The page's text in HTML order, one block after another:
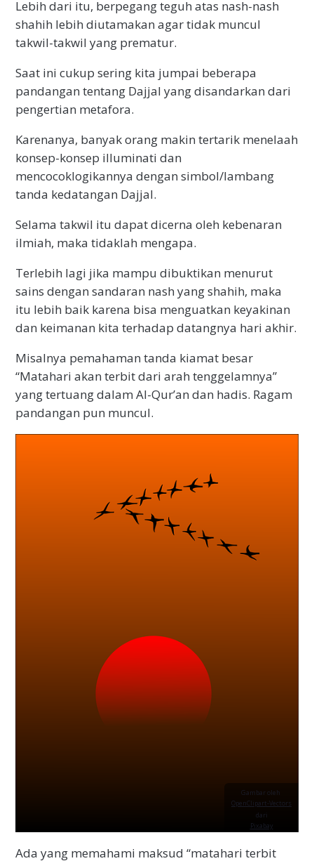
Lebih dari itu, berpegang teguh atas nash-nash
shahih lebih diutamakan agar tidak muncul
takwil-takwil yang prematur.
Saat ini cukup sering kita jumpai beberapa
pandangan tentang Dajjal yang disandarkan dari
pengertian metafora.
Karenanya, banyak orang makin tertarik menelaah
konsep-konsep illuminati dan
mencocoklogikannya dengan simbol/lambang
tanda kedatangan Dajjal.
Selama takwil itu dapat dicerna oleh kebenaran
ilmiah, maka tidaklah mengapa.
Terlebih lagi jika mampu dibuktikan menurut
sains dengan sandaran nash yang shahih, maka
itu lebih baik karena bisa menguatkan keyakinan
dan keimanan kita terhadap datangnya hari akhir.
Misalnya pemahaman tanda kiamat besar
“Matahari akan terbit dari arah tenggelamnya”
yang tertuang dalam Al-Qur’an dan hadis. Ragam
pandangan pun muncul.
Gambar oleh
OpenClipart-Vectors
dari
Pixabay
Ada yang memahami maksud “matahari terbit